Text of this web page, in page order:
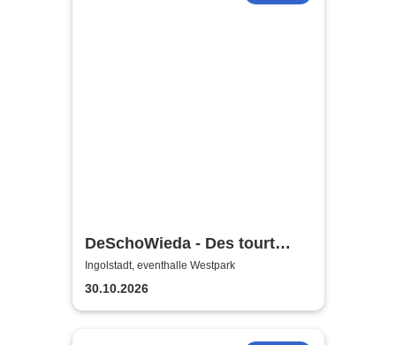
DeSchoWieda - Des tourt
guad
Ingolstadt, eventhalle Westpark
30.10.2026